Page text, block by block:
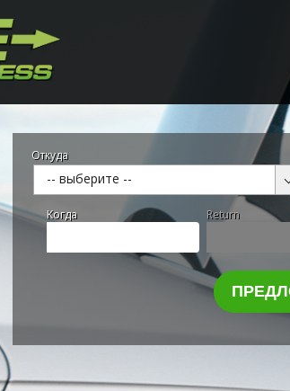
Откуда
-- выберите --
Kогда
Return